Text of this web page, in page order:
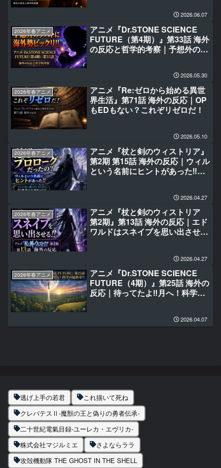
2026.06.07
2026年春アニメ
アニメ『Dr.STONE SCIENCE
FUTURE（第4期）』第33話 海外
の反応と哲学的考察｜予想外のラ
2026.05.30
2026年春アニメ
アニメ『Re:ゼロから始める異世
界生活』第71話 海外の反応｜OP
もEDもない？これぞリゼロだ！
2026.05.10
2026年春アニメ
アニメ『杖と剣のウィストリア』
第2期 第15話 海外の反応｜ウィル
という名前にヒントがあった‼今
2026.04.27
2026年春アニメ
アニメ『杖と剣のウィストリア
第2期』第13話 海外の反応｜エド
ワルドはスネイプを思い出させ
2026.04.27
2026年春アニメ
アニメ『Dr.STONE SCIENCE
FUTURE（4期）』第25話 海外の
反応｜待ってたよ‼月へ！科学の
2026.04.07
逃げ上手の若君
これ描いて死ね
クレバテスⅡ-魔獣の王と偽りの勇者伝承-
二十世紀電氣目録-ユーレカ・エヴリカ-
株式会社マジルミエ
さよならララ
攻殻機動隊 THE GHOST IN THE SHELL